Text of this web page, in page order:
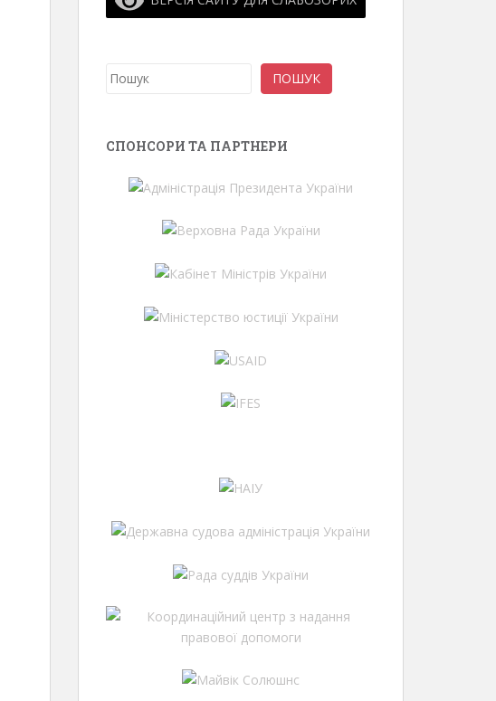
Пошук ПОШУК
СПОНСОРИ ТА ПАРТНЕРИ